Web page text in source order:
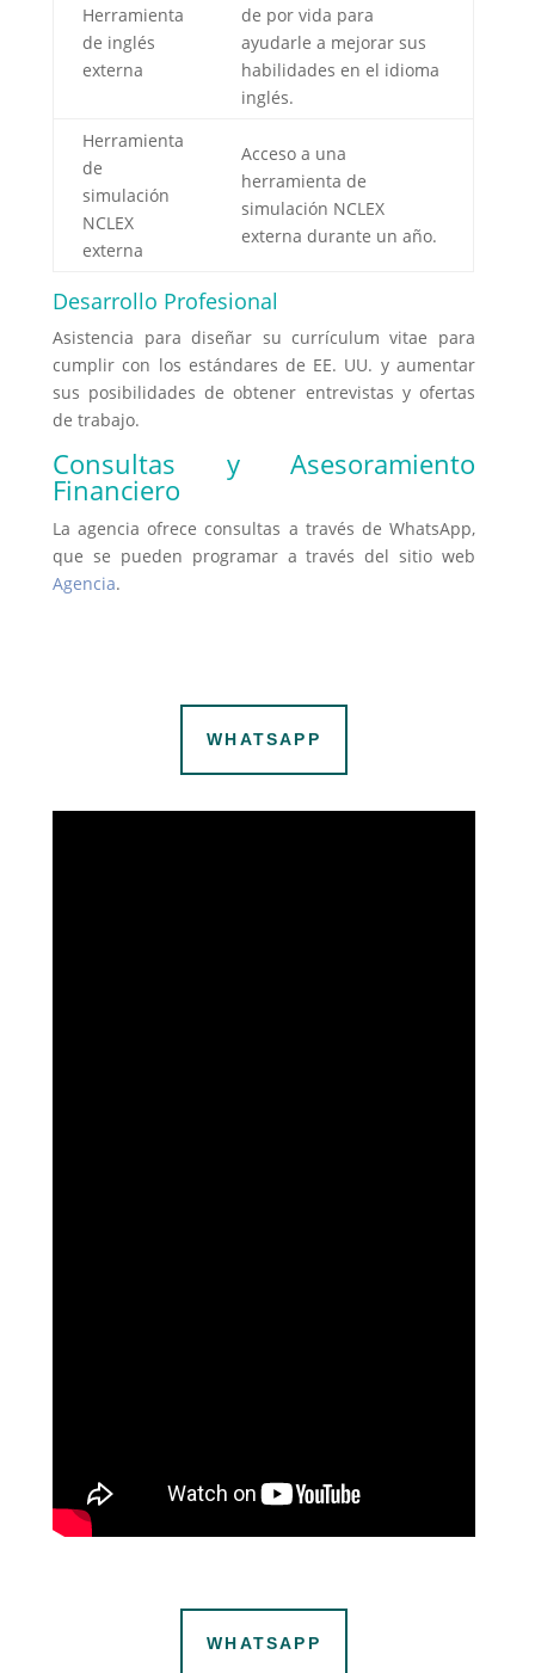
Herramienta
de inglés
externa
de por vida para
ayudarle a mejorar sus
habilidades en el idioma
inglés.
Herramienta
de
simulación
NCLEX
externa
Acceso a una
herramienta de
simulación NCLEX
externa durante un año.
Desarrollo Profesional
Asistencia para diseñar su currículum vitae para
cumplir con los estándares de EE. UU. y aumentar
sus posibilidades de obtener entrevistas y ofertas
de trabajo.
Consultas y Asesoramiento
Financiero
La agencia ofrece consultas a través de WhatsApp,
que se pueden programar a través del sitio web
Agencia.
WHATSAPP
WHATSAPP